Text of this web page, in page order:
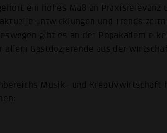
ein hohes Maß an Praxisrelevanz
Entwicklungen und Trends
gibt es an der Popakademie
Gastdozierende aus der
Musik- und Kreativwirtschaft